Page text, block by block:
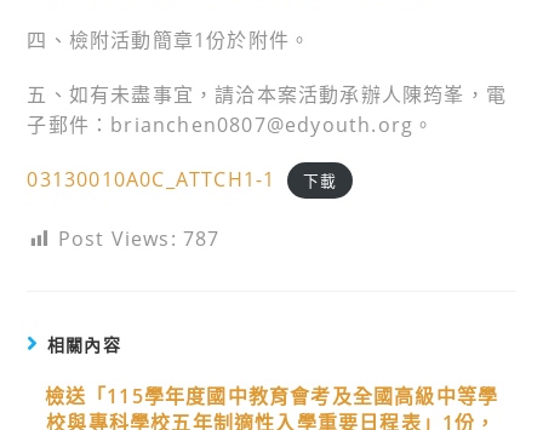
四、檢附活動簡章1份於附件。
五、如有未盡事宜，請洽本案活動承辦人陳筠峯，電
子郵件：brianchen0807@edyouth.org。
03130010A0C_ATTCH1-1 下載
Post Views: 787
相關內容
檢送「115學年度國中教育會考及全國高級中等學
校與專科學校五年制適性入學重要日程表」1份，